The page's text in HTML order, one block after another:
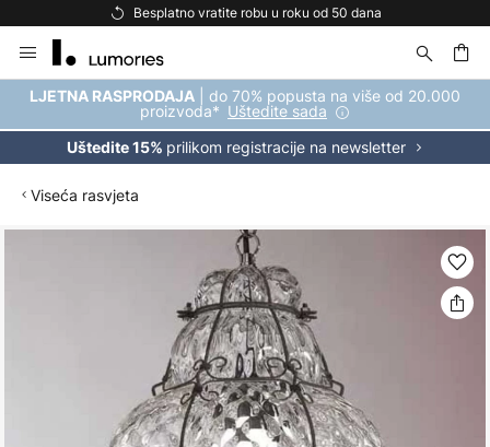
Besplatno vratite robu u roku od 50 dana
to
Content
LJETNA RASPRODAJA | do 70% popusta na više od 20.000
proizvoda* Uštedite sada
Uštedite 15% prilikom registracije na newsletter
Viseća rasvjeta